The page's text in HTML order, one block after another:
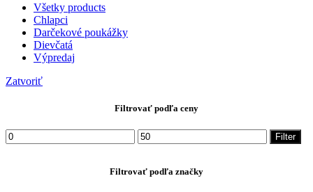
Všetky products
Chlapci
Darčekové poukážky
Dievčatá
Výpredaj
Zatvoriť
Filtrovať podľa ceny
Minimálna
cena
Maximálna
cena
Filter
Filtrovať podľa značky